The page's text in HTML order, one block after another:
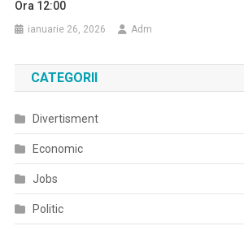
Ora 12:00
ianuarie 26, 2026 Adm
CATEGORII
Divertisment
Economic
Jobs
Politic